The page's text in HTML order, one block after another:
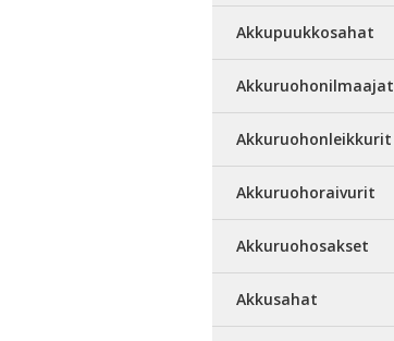
Akkupuukkosahat
Akkuruohonilmaajat
Akkuruohonleikkurit
Akkuruohoraivurit
Akkuruohosakset
Akkusahat